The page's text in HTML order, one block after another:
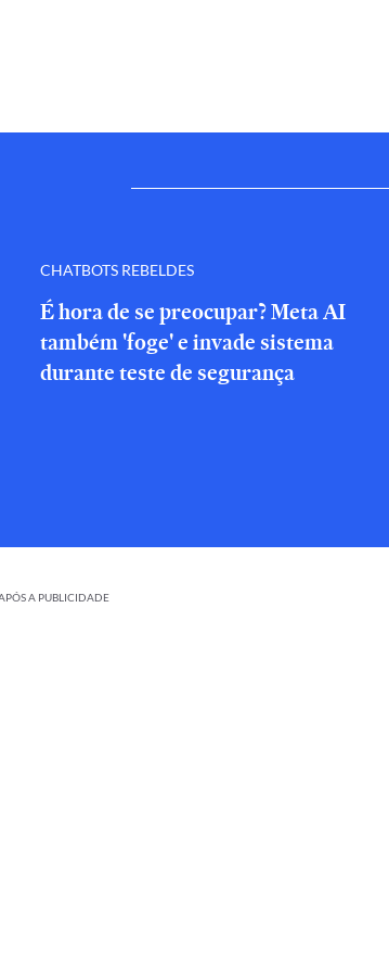
CHATBOTS REBELDES
É hora de se preocupar? Meta AI
também 'foge' e invade sistema
durante teste de segurança
A PUBLICIDADE